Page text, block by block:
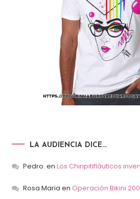
LA AUDIENCIA DICE…
Pedro. en Los Chiripitifláuticos
Rosa Maria en Operación Bikini